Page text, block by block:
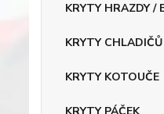
KRYTY HRAZDY /
KRYTY CHLADIČŮ
KRYTY KOTOUČE